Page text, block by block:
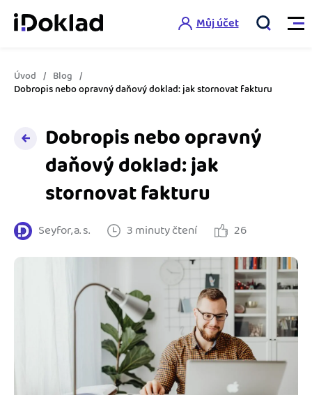
Vlastnosti
Správa kontaktů
Hlídání cashflow
Spolupráce s účetní
Výkazy pro úřady
Propojení na další systémy
Spřátelené účetní
Katalog doplňků
Ceník
Jak začít podnikat
Jak se vyznat ve fakturaci
mini akademie
Šablony faktur
Šablona pro plátce DPH
Šablona pro neplátce DPHRegistrovat ZDARMA
Můj účet
Úvod
Blog
Dobropis nebo opravný daňový doklad: jak stornovat fakturu
Dobropis nebo opravný
daňový doklad: jak
stornovat fakturu
Seyfor, a. s. 3 minuty čtení 26